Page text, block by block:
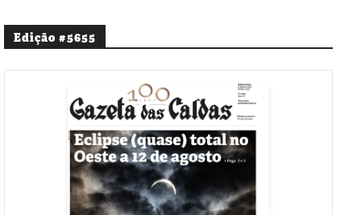
Edição #5655